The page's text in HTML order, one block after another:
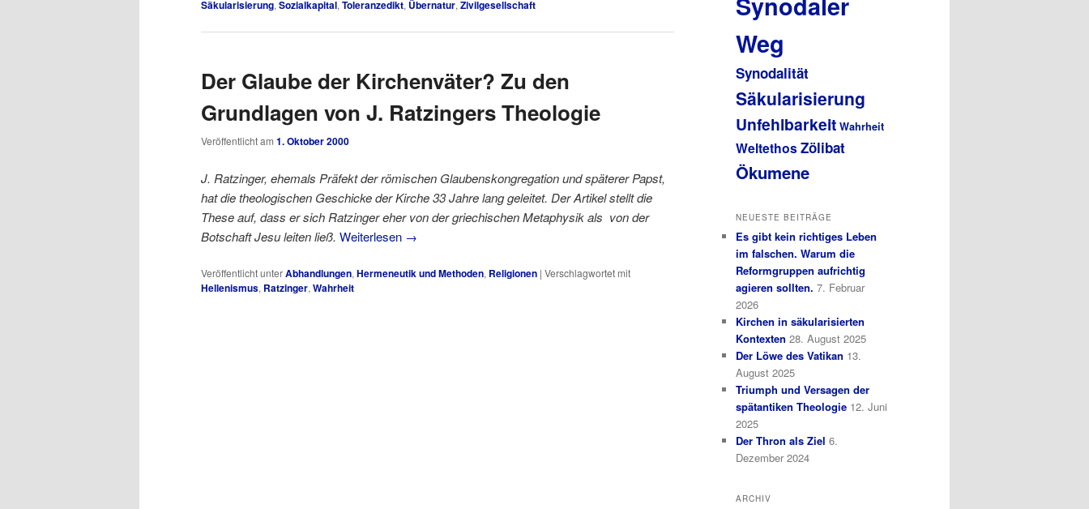
Säkularisierung, Sozialkapital, Toleranzedikt, Übernatur, Zivilgesellschaft
Der Glaube der Kirchenväter? Zu den
Grundlagen von J. Ratzingers Theologie
Veröffentlicht am 1. Oktober 2000
J. Ratzinger, ehemals Präfekt der römischen Glaubenskongregation und späterer Papst,
hat die theologischen Geschicke der Kirche 33 Jahre lang geleitet. Der Artikel stellt die
These auf, dass er sich Ratzinger eher von der griechischen Metaphysik als von der
Botschaft Jesu leiten ließ. Weiterlesen →
Veröffentlicht unterAbhandlungen, Hermeneutik und Methoden, Religionen | Verschlagwortet mit
Hellenismus, Ratzinger, Wahrheit
Weg
Synodalität
Säkularisierung
Unfehlbarkeit Wahrheit
WeltethosZölibat
Ökumene
NEUESTE BEITRÄGE
Es gibt kein richtiges Leben
im falschen. Warum die
Reformgruppen aufrichtig
agieren sollten. 7. Februar
2026
Kirchen in säkularisierten
Kontexten 28. August 2025
Der Löwe des Vatikan 13.
August 2025
Triumph und Versagen der
spätantiken Theologie 12. Juni
2025
Der Thron als Ziel 6.
Dezember 2024
ARCHIV